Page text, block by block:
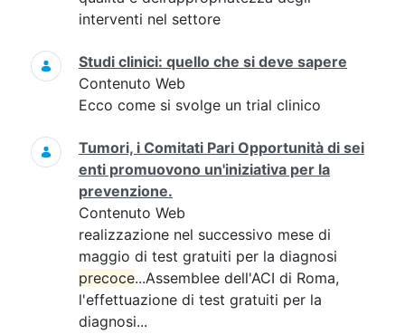
interventi nel settore
Studi clinici: quello che si deve sapere
Contenuto Web
Ecco come si svolge un trial clinico
Tumori, i Comitati Pari Opportunità di sei
enti promuovono un'iniziativa per la
prevenzione.
Contenuto Web
realizzazione nel successivo mese di
maggio di test gratuiti per la diagnosi
precoce...Assemblee dell'ACI di Roma,
l'effettuazione di test gratuiti per la
diagnosi...